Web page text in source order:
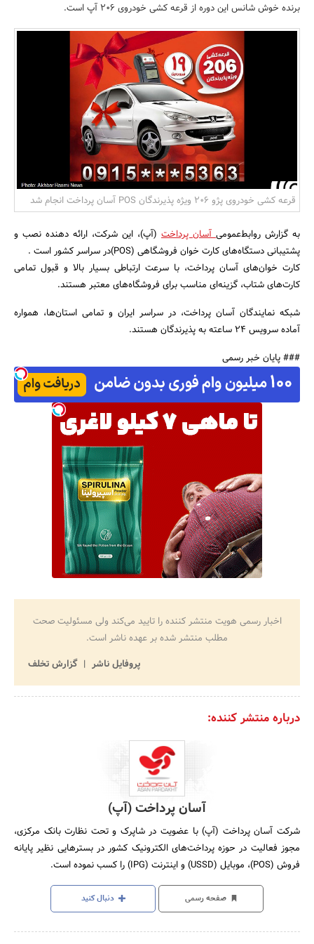
مسکن و ساختمان
برنده خوش شانس این دوره از قرعه کشی خودروی 206 آپ است.
قرعه کشی خودروی پژو 206 ویژه پذیرندگان POS آسان پرداخت انجام شد
به گزارش روابط‌‌‌عمومیآسان پرداخت (آپ)، این شرکت، ارائه دهنده نصب و
پشتیبانی دستگاه‌های کارت خوان فروشگاهی (POS)در سراسر کشور است .
کارت خوان‌های آسان پرداخت، با سرعت ارتباطی بسیار بالا و قبول تمامی
کارت‌های شتاب، گزینه‌ای مناسب برای فروشگاه‌های معتبر هستند.
شبکه نمایندگان آسان پرداخت، در سراسر ایران و تمامی استان‌ها، همواره
آماده سرویس 24 ساعته به پذیرندگان هستند.
### پایان خبر رسمی
اخبار رسمی هویت منتشر کننده را تایید می‌کند ولی مسئولیت صحت
مطلب منتشر شده بر عهده ناشر است.
پروفایل ناشر
گزارش تخلف
درباره منتشر کننده:
آسان پرداخت (آپ)
شرکت آسان پرداخت (آپ) با عضویت در شاپرک و تحت نظارت بانک مرکزی،
مجوز فعالیت در حوزه پرداخت‌های الکترونیک کشور در بسترهایی نظیر پایانه
فروش (POS)، موبایل (USSD) و اینترنت (IPG) را کسب نموده است.
صفحه رسمی دنبال کنید